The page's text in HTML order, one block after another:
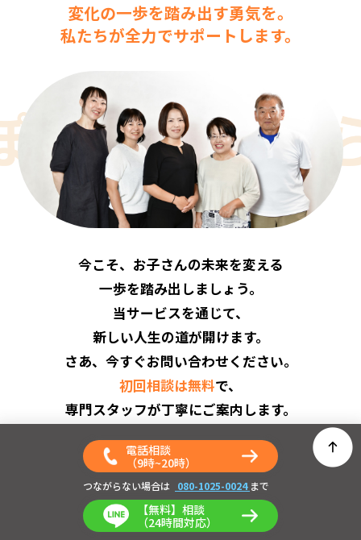
変化の一歩を踏み出す勇気を。
私たちが全力でサポートします。
今こそ、お子さんの未来を変える
一歩を踏み出しましょう。
当サービスを通じて、
新しい人生の道が開けます。
さあ、今すぐお問い合わせください。
初回相談は無料で、
専門スタッフが丁寧にご案内します。
電話相談
（9時~20時）
つながらない場合は 080-1025-0024 まで
【無料】相談
（24時間対応）